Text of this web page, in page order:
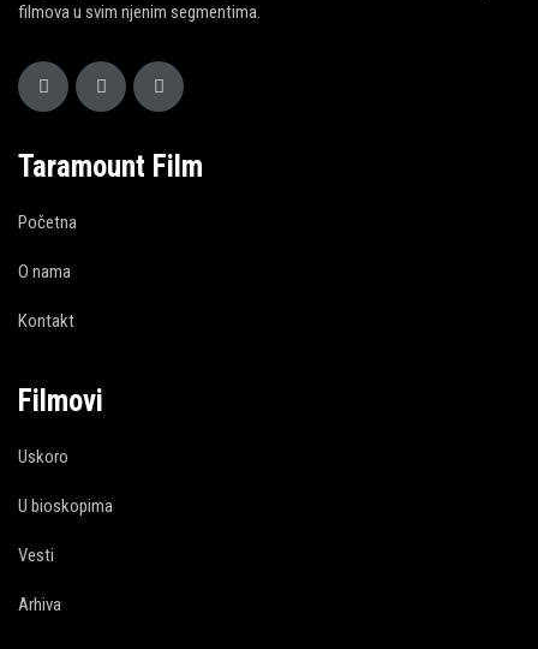
filmova u svim njenim segmentima.
Taramount Film
Početna
O nama
Kontakt
Filmovi
Uskoro
U bioskopima
Vesti
Arhiva